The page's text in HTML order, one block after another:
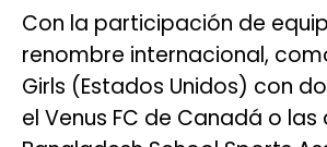
Con la participación de
renombre internacional,
Girls (Estados Unidos) con
el Venus FC de Canadá o